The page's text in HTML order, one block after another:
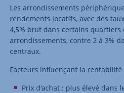
Les arrondissements
rendements locatifs, avec des
4,5% brut dans certains quartiers
arrondissements, contre 2 à 3%
centraux.
Facteurs influençant la rentabilité
Prix d'achat : plus élevé dans